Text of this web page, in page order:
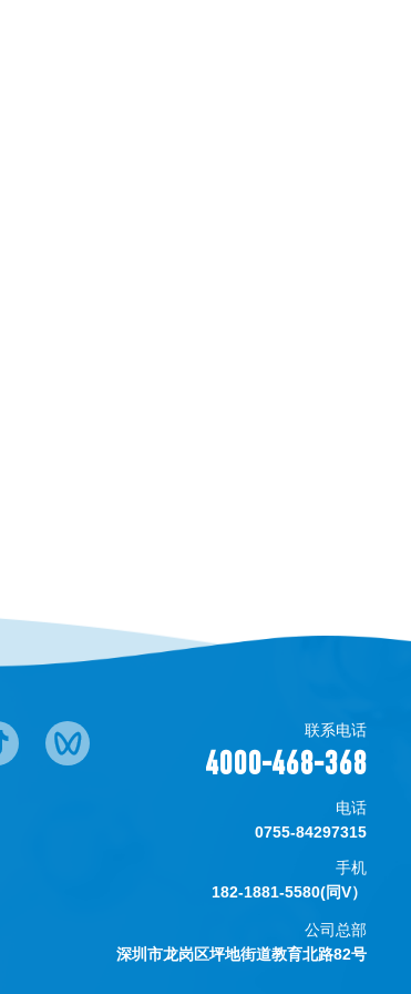
联系电话
4000-468-368
电话
0755-84297315
手机
182-1881-5580(同V）
公司总部
深圳市龙岗区坪地街道教育北路82号